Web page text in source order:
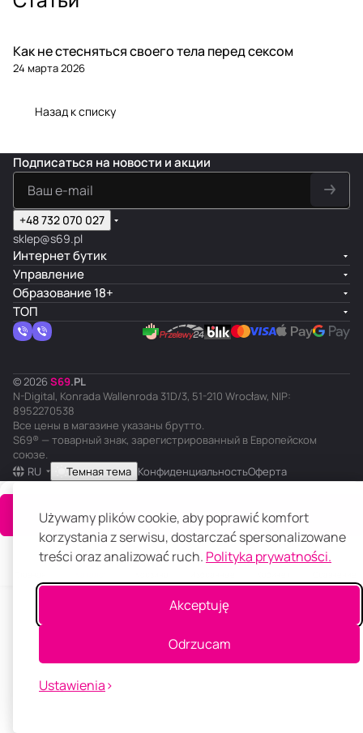
Używamy plików cookie, aby poprawić komfort
korzystania z serwisu, dostarczać spersonalizowane
treści oraz analizować ruch. Polityka prywatności.
Akceptuję
Odrzucam
Ustawienia
Как не стесняться своего тела перед сексом
24 марта 2026
Назад к списку
В корзину
Подписаться на новости и акции
+48 732 070 027
sklep@s69.pl
Интернет бутик
Управление
Образование 18+
ТОП
© 2026 S69.PL
N-Digital, Konrada Wallenroda 31D/3, 51-210 Wrocław, NIP:
8952270538
Все цены в магазине указаны брутто.
S69® — товарный знак, зарегистрированный в Европейском
союзе.
RU
Темная тема КонфиденциальностьОферта